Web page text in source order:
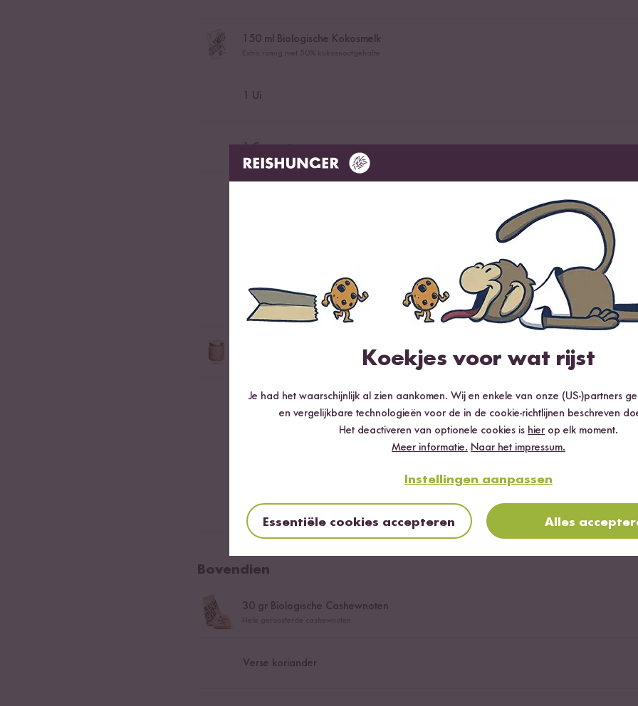
150ml Biologische Kokosmelk
1 Ui
1Courgette
tl Chilipoeder
Extra romige biologische pindakaas
300ml Water
0,5Limoen
Bovendien
30gr Biologische Cashewnoten
Verse koriander
Koekjes voor wat rijst
Je had het waarschijnlijk al zien aankomen. Wij en enkele van onze (US-)partners
en vergelijkbare technologieën voor de in de cookie-richtlijnen beschreven
Het deactiveren van optionele cookies is hier op elk moment.
Meer informatie. Naar het impressum.
Instellingen aanpassen
Essentiële cookies accepteren Alles